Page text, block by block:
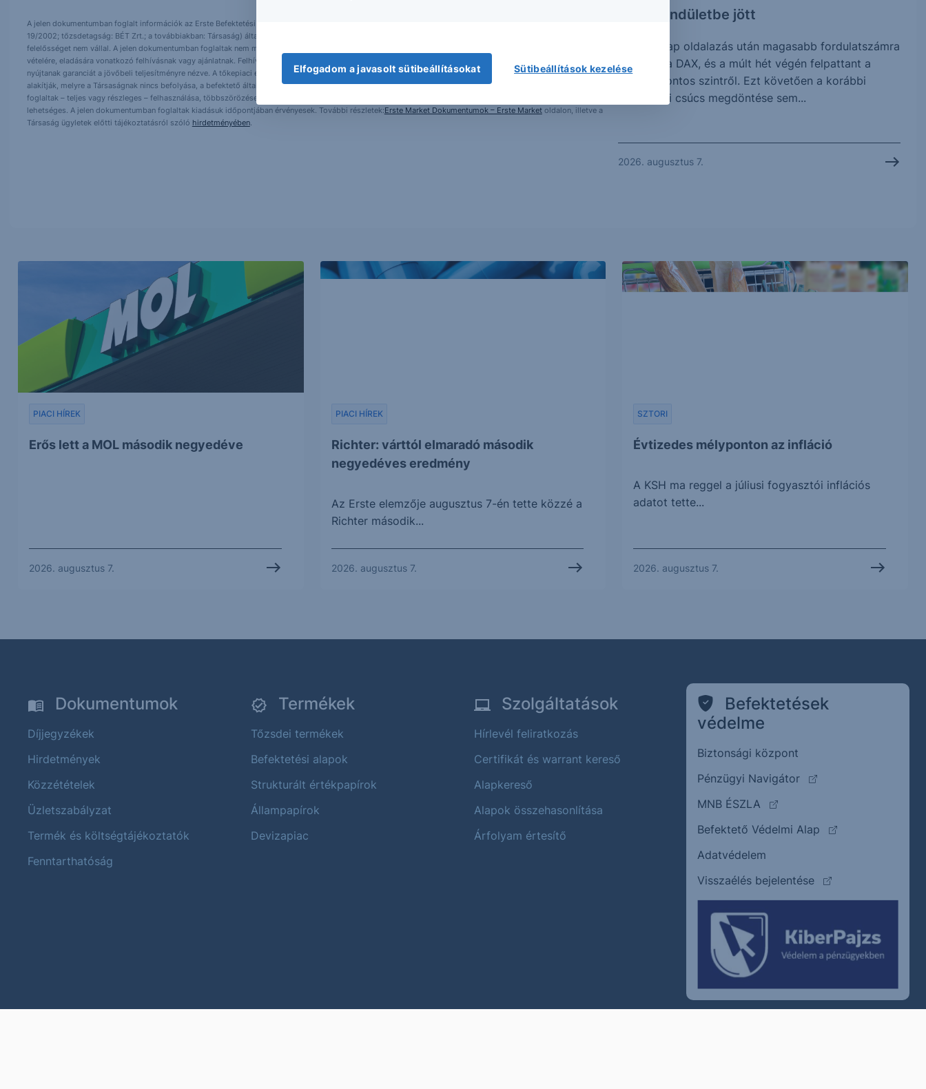
A jelen dokumentumban foglalt információk az Erste Befektetési Zrt. (székhely: 1138 Budapest, Népfürdő u. 24-26.; tev. eng. szám: E-III/324/2008 és III/75.005-
19/2002; tőzsdetagság: BÉT Zrt.; a továbbiakban: Társaság) által hitelesnek tartott forrásokon alapulnak, de azokért a Társaság szavatosságot vagy
felelősséget nem vállal. A jelen dokumentumban foglaltak nem minősíthetők befektetésre való ösztönzésnek, befektetési tanácsadásnak, értékpapír jegyzésére,
vételére, eladására vonatkozó felhívásnak vagy ajánlatnak. Felhívjuk szíves figyelmét arra, hogy a múltbeli teljesítmények, illetve jövőbeli becslések nem
nyújtanak garanciát a jövőbeli teljesítményre nézve. A tőkepiaci és makrogazdasági helyzetet, a befektetések és azok hozamai alakulását olyan tényezők
alakítják, melyre a Társaságnak nincs befolyása, a befektető által hozott döntés következményei a Társaságra nem háríthatók át. A jelen dokumentumban
foglaltak – teljes vagy részleges – felhasználása, többszörözése, publikálása, átdolgozása, terjesztése kizárólag a Társaság előzetes írásos engedélyével
lehetséges. A jelen dokumentumban foglaltak kiadásuk időpontjában érvényesek. További részletek:Erste Market Dokumentumok – Erste Marketoldalon, illetve a
Társaság ügyletek előtti tájékoztatásról szóló hirdetményében.
DAX: Lendületbe jött
Néhány nap oldalazás után magasabb fordulatszámra
kapcsolt a DAX, és a múlt hét végén felpattant a
25.508 pontos szintről. Ezt követően a korábbi
történelmi csúcs megdöntése sem...
2026. augusztus 7.
Erős lett a MOL második negyedéve
PIACI HÍREK
2026. augusztus 7.
Richter: várttól elmaradó második
negyedéves eredmény
PIACI HÍREK
Az Erste elemzője augusztus 7-én tette közzé a
Richter második...
2026. augusztus 7.
Évtizedes mélyponton az infláció
SZTORI
A KSH ma reggel a júliusi fogyasztói inflációs
adatot tette...
2026. augusztus 7.
Dokumentumok
Díjjegyzékek
Hirdetmények
Közzétételek
Üzletszabályzat
Termék és költségtájékoztatók
Fenntarthatóság
Termékek
Tőzsdei termékek
Befektetési alapok
Strukturált értékpapírok
Állampapírok
Devizapiac
Szolgáltatások
Hírlevél feliratkozás
Certifikát és warrant kereső
Alapkereső
Alapok összehasonlítása
Árfolyam értesítő
Befektetések
védelme
Biztonsági központ
Pénzügyi Navigátor
(külső oldalra ugrik)
MNB ÉSZLA
(külső oldalra ugrik)
Befektető Védelmi Alap
(külső oldalra
Adatvédelem
Visszaélés bejelentése
(külső oldalra ugrik)
Elfogadom a javasolt sütibeállításokat Sütibeállítások kezelése